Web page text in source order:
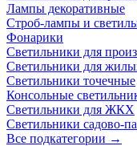
Лампы декоративные
Строб-лампы и
Фонарики
Светильники для
Светильники для
Светильники точечные
Консольные
Светильники для ЖКХ
Светильники садово-
Все подкатегории →